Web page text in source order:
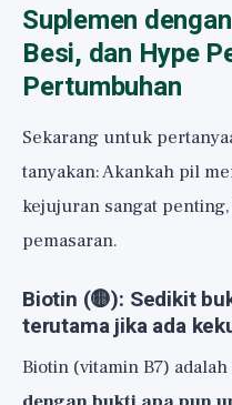
Suplemen
Besi, dan Hype
Pertumbuhan
Sekarang untuk
tanyakan: Akankah pil
kejujuran sangat
pemasaran.
Biotin (🟡): Sedikit
terutama jika ada
Biotin (vitamin B7) adalah